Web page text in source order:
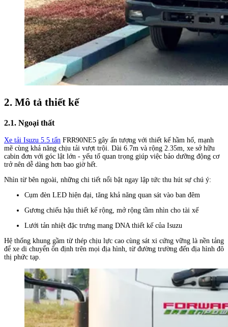
2. Mô tả thiết kế
2.1. Ngoại thất
Xe tải Isuzu 5.5 tấn FRR90NE5 gây ấn tượng với thiết kế hầm hố, mạnh
mẽ cùng khả năng chịu tải vượt trội. Dài 6.7m và rộng 2.35m, xe sở hữu
cabin đơn với góc lật lớn - yếu tố quan trọng giúp việc bảo dưỡng động cơ
trở nên dễ dàng hơn bao giờ hết.
Nhìn từ bên ngoài, những chi tiết nổi bật ngay lập tức thu hút sự chú ý:
Cụm đèn LED hiện đại, tăng khả năng quan sát vào ban đêm
Gương chiếu hậu thiết kế rộng, mở rộng tầm nhìn cho tài xế
Lưới tản nhiệt đặc trưng mang DNA thiết kế của Isuzu
Hệ thống khung gầm từ thép chịu lực cao cùng sát xi cứng vững là nền tảng
để xe di chuyển ổn định trên mọi địa hình, từ đường trường đến địa hình đô
thị phức tạp.